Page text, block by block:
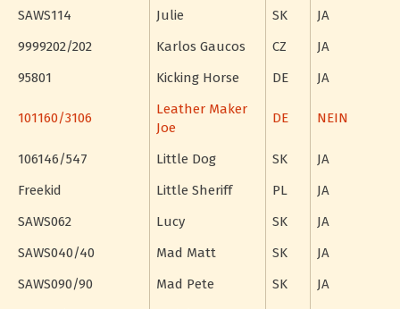
SAWS114 Julie SK
JA
9999202/202
Karlos Gaucos CZ
JA
95801
Kicking Horse DE JA
101160/3106
Leather Maker
Joe
DE NEIN
106146/547 Little Dog SK
JA
Freekid
Little Sheriff PL
JA
SAWS062
Lucy SK
JA
SAWS040/40
Mad Matt SK
JA
SAWS090/90
Mad Pete SK
JA